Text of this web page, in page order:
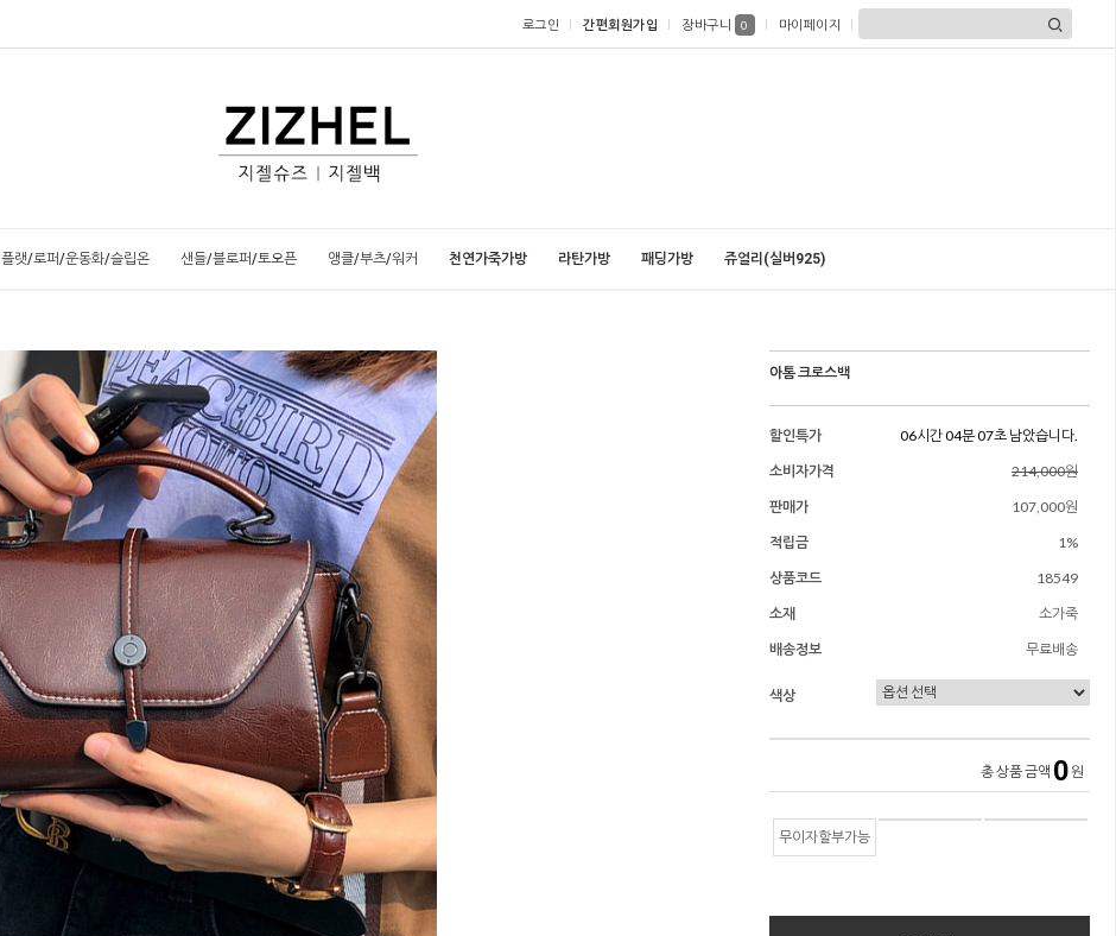
로그인 간편회원가입 장바구니 0 마이페이지
플랫/로퍼/운동화/슬립온 샌들/블로퍼/토오픈 앵클/부츠/워커 천연가죽가방 라탄가방 패딩가방 쥬얼리(실버925)
아톰 크로스백
할인특가
06시간 04분 05초 남았습니다.
소비자가격
214,000원
판매가
107,000원
적립금
1%
상품코드
18549
소재
소가죽
배송정보
무료배송
색상
총 상품 금액 0 원
무이자할부가능